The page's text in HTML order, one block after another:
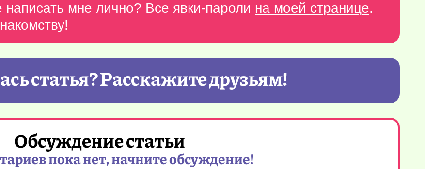
написать мне лично? Все явки-пароли на моей странице.
статья? Расскажите друзьям!
Обсуждение статьи
пока нет, начните обсуждение!